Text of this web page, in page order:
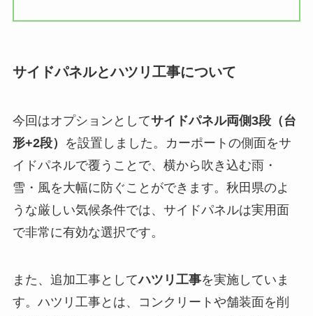
サイドパネルとハツリ工事について
今回はオプションとしてサイドパネル両側3段（台
形+2段）
を設置しました。カーポートの側面をサ
イドパネルで覆うことで、横から吹き込む雨・
雪・風を大幅に防ぐことができます。秋田県のよ
うな厳しい気候条件では、サイドパネルは実用面
で非常に有効な選択です。
また、追加工事としてハツリ工事を実施していま
す。ハツリ工事とは、コンクリートや舗装面を削